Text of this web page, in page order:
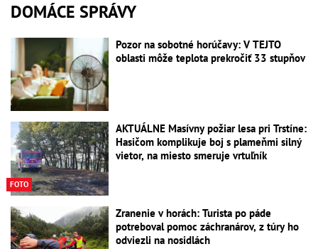
DOMÁCE SPRÁVY
Pozor na sobotné horúčavy: V TEJTO
oblasti môže teplota prekročiť 33 stupňov
FOTO
AKTUÁLNE Masívny požiar lesa pri Trstíne:
Hasičom komplikuje boj s plameňmi silný
vietor, na miesto smeruje vrtuľník
Zranenie v horách: Turista po páde
potreboval pomoc záchranárov, z túry ho
odviezli na nosidlách